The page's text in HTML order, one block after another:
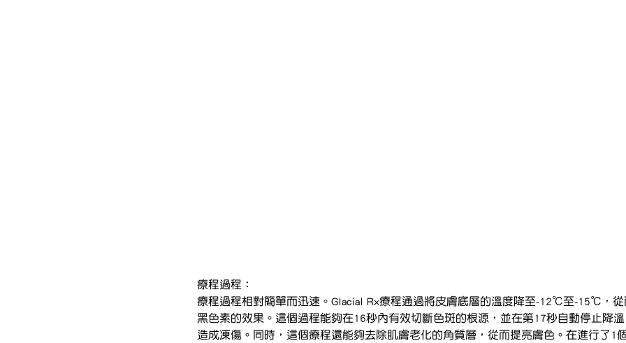
療程過程：
療程過程相對簡單而迅速。Glacial Rx療程通過將皮膚底層的溫度降至-12℃至-15℃，
黑色素的效果。這個過程能夠在16秒內有效切斷色斑的根源，並在第17秒自動停止降
造成凍傷。同時，這個療程還能夠去除肌膚老化的角質層，從而提亮膚色。在進行了1